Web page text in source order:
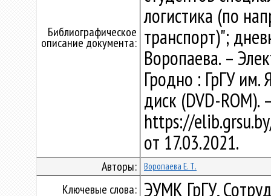
Библиографическое
описание документа:
логистика (по
транспорт)";
Воропаева. –
Гродно : ГрГУ им.
диск (DVD-
https://
от 17.03.2021.
Авторы: Воропаева Е. Т.
Ключевые слова: ЭУМК ГрГУ,